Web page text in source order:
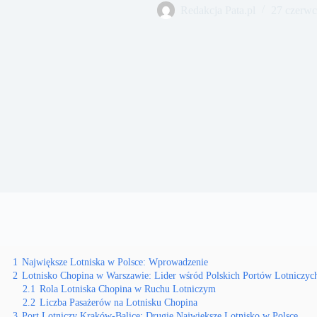
1 Największe Lotniska w Polsce: Wprowadzenie
2 Lotnisko Chopina w Warszawie: Lider wśród Polskich Portów
2.1 Rola Lotniska Chopina w Ruchu Lotniczym
2.2 Liczba Pasażerów na Lotnisku Chopina